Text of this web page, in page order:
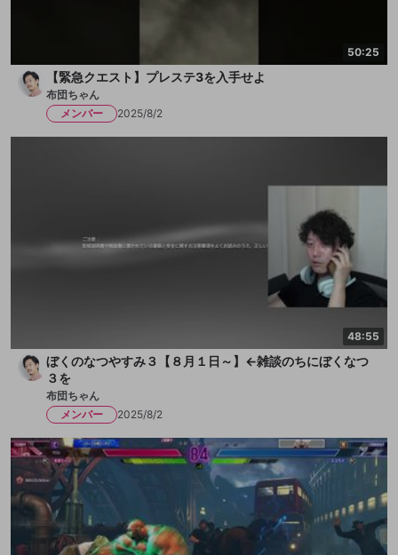
50:25
【緊急クエスト】プレステ3を入手せよ
布団ちゃん
メンバー
2025/8/2
48:55
ぼくのなつやすみ３【８月１日～】←雑談のちにぼくなつ
３を
布団ちゃん
メンバー
2025/8/2